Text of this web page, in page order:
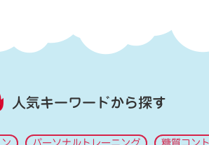
人気キーワードから探す